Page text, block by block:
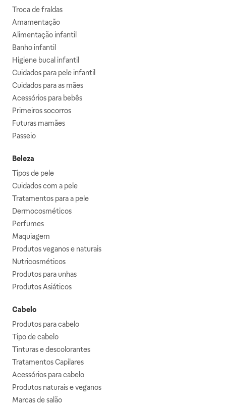
Troca de fraldas
Amamentação
Alimentação infantil
Banho infantil
Higiene bucal infantil
Cuidados para pele infantil
Cuidados para as mães
Acessórios para bebês
Primeiros socorros
Futuras mamães
Passeio
Beleza
Tipos de pele
Cuidados com a pele
Tratamentos para a pele
Dermocosméticos
Perfumes
Maquiagem
Produtos veganos e naturais
Nutricosméticos
Produtos para unhas
Produtos Asiáticos
Cabelo
Produtos para cabelo
Tipo de cabelo
Tinturas e descolorantes
Tratamentos Capilares
Acessórios para cabelo
Produtos naturais e veganos
Marcas de salão